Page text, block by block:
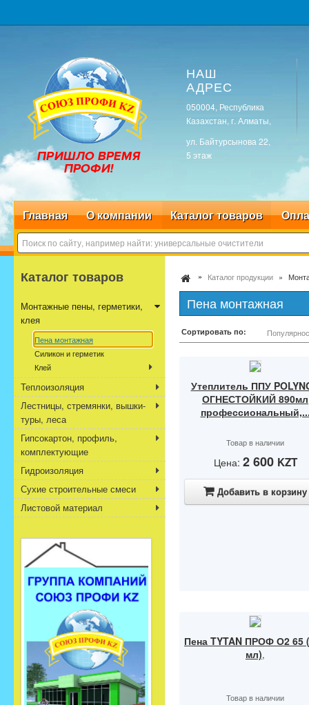
НАШ
АДРЕС
050004, Республика
Казахстан, г. Алматы,
ул. Байтурсынова 22,
5 этаж
Главная О компании Каталог товаров
Каталог продукции
Пена монтажная
Сортировать по:
Утеплитель ППУ
ОГНЕСТОЙКИЙ 890мл
Товар в наличии
Цена: 2 600 KZT
Добавить в корзину
Пена TYTAN ПРОФ О2 65
мл),
Товар в наличии
Каталог товаров
Монтажные пены, герметики,
клея
Пена монтажная
Силикон и герметик
Клей
Теплоизоляция
Лестницы, стремянки, вышки-
туры, леса
Гипсокартон, профиль,
комплектующие
Гидроизоляция
Сухие строительные смеси
Листовой материал